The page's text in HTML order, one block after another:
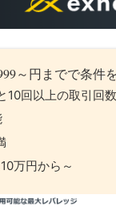
～円までで条件
10回以上の取引回
万円から～